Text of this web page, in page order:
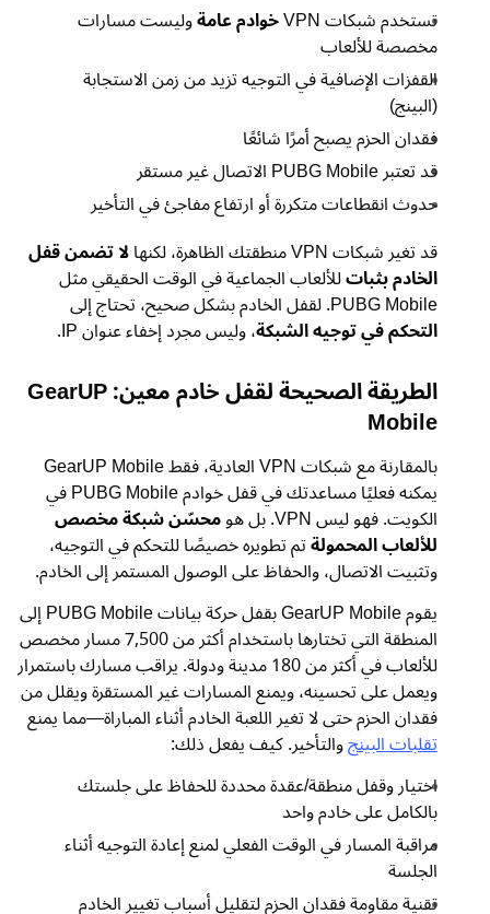
تستخدم شبكات VPN
خوادم عامةوليست مسارات
مخصصة للألعاب
القفزات الإضافية في التوجيه تزيد من زمن الاستجابة
(البينج)
فقدان الحزم يصبح أمرًا شائعًا
قد تعتبر PUBG Mobile الاتصال غير مستقر
حدوث انقطاعات متكررة أو ارتفاع مفاجئ في التأخير
قد تغير شبكات VPN منطقتك الظاهرة، لكنها
لا تضمن قفل
الخادم بثباتللألعاب الجماعية في الوقت الحقيقي مثل
PUBG Mobile. لقفل الخادم بشكل صحيح، تحتاج إلى
التحكم في توجيه الشبكة، وليس مجرد إخفاء عنوان IP.
الطريقة الصحيحة لقفل خادم معين: GearUP
Mobile
بالمقارنة مع شبكات VPN العادية، فقط GearUP Mobile
يمكنه فعليًا مساعدتك في قفل خوادم PUBG Mobile في
الكويت. فهو ليس VPN. بل هو محسّن شبكة مخصص
للألعاب المحمولةتم تطويره خصيصًا للتحكم في التوجيه،
وتثبيت الاتصال، والحفاظ على الوصول المستمر إلى الخادم.
يقوم GearUP Mobile بقفل حركة بيانات PUBG Mobile إلى
المنطقة التي تختارها باستخدام أكثر من 7,500 مسار مخصص
للألعاب في أكثر من 180 مدينة ودولة. يراقب مسارك باستمرار
ويعمل على تحسينه، ويمنع المسارات غير المستقرة ويقلل من
فقدان الحزم حتى لا تغير اللعبة الخادم أثناء المباراة—مما يمنع
تقلبات البينجوالتأخير. كيف يفعل ذلك:
اختيار وقفل منطقة/عقدة محددة للحفاظ على جلستك
بالكامل على خادم واحد
مراقبة المسار في الوقت الفعلي لمنع إعادة التوجيه أثناء
الجلسة
تقنية مقاومة فقدان الحزم لتقليل أسباب تغيير الخادم